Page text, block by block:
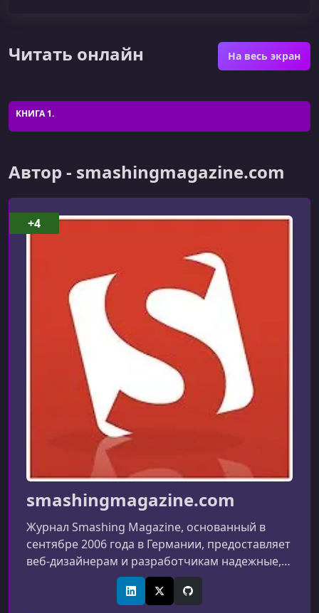
Читать онлайн На весь экран
КНИГА 1.
Автор - smashingmagazine.com
smashingmagazine.com
Журнал Smashing Magazine, основанный в
сентябре 2006 года в Германии, предоставляет
веб-дизайнерам и разработчикам надежные,
полезные, но наиболее важные практические
статьи. Мы не заботимся о тенденциях; мы
LinkedInX (Twitter)GitHub
+4